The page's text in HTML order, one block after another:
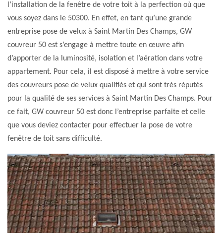
l’installation de la fenêtre de votre toit à la perfection où que
vous soyez dans le 50300. En effet, en tant qu’une grande
entreprise pose de velux à Saint Martin Des Champs, GW
couvreur 50 est s’engage à mettre toute en œuvre afin
d’apporter de la luminosité, isolation et l’aération dans votre
appartement. Pour cela, il est disposé à mettre à votre service
des couvreurs pose de velux qualifiés et qui sont très réputés
pour la qualité de ses services à Saint Martin Des Champs. Pour
ce fait, GW couvreur 50 est donc l’entreprise parfaite et celle
que vous deviez contacter pour effectuer la pose de votre
fenêtre de toit sans difficulté.